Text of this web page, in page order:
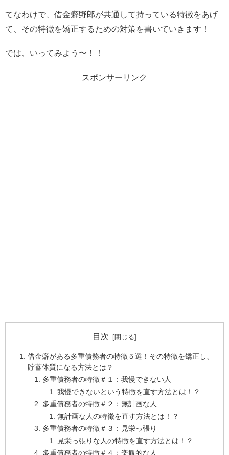
てなわけで、借金癖野郎が共通して持っている特徴をあげ
て、その特徴を矯正するための対策を書いていきます！
では、いってみよう〜！！
スポンサーリンク
目次
借金癖がある多重債務者の特徴５選！その特徴を矯正し、
貯蓄体質になる方法とは？
多重債務者の特徴＃１：我慢できない人
我慢できないという特徴を直す方法とは！？
多重債務者の特徴＃２：無計画な人
無計画な人の特徴を直す方法とは！？
多重債務者の特徴＃３：見栄っ張り
見栄っ張りな人の特徴を直す方法とは！？
多重債務者の特徴＃４：楽観的な人